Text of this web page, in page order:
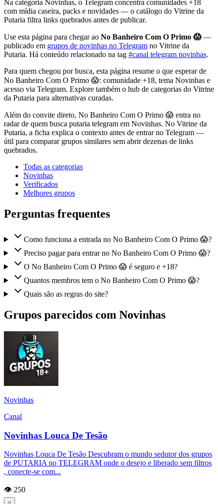
Na categoria Novinhas, o Telegram concentra comunidades +18
com mídia caseira, packs e novidades — o catálogo do Vitrine da
Putaria filtra links quebrados antes de publicar.
Use esta página para chegar ao No Banheiro Com O Primo 😱 —
publicado em grupos de novinhas no Telegram no Vitrine da
Putaria. Há conteúdo relacionado na tag #canal telegram novinhas.
Para quem chegou por busca, esta página resume o que esperar de
No Banheiro Com O Primo 😱: comunidade +18, tema Novinhas e
acesso via Telegram. Explore também o hub de categorias do Vitrine
da Putaria para alternativas curadas.
Além do convite direto, No Banheiro Com O Primo 😱 entra no
radar de quem busca putaria telegram em Novinhas. No Vitrine da
Putaria, a ficha explica o contexto antes de entrar no Telegram —
útil para comparar grupos similares sem abrir dezenas de links
quebrados.
Todas as categorias
Novinhas
Verificados
Melhores grupos
Perguntas frequentes
Como funciona a entrada no No Banheiro Com O Primo 😱?
Preciso pagar para entrar no No Banheiro Com O Primo 😱?
O No Banheiro Com O Primo 😱 é seguro e +18?
Quantos membros tem o No Banheiro Com O Primo 😱?
Quais são as regras do site?
Grupos parecidos com Novinhas
Novinhas
Canal
Novinhas Louca De Tesão
Novinhas Louca De Tesão Descubram o mundo sedutor dos grupos
de PUTARIA no TELEGRAM onde o desejo e liberado sem filtros
, conecte-se com...
👁️ 250